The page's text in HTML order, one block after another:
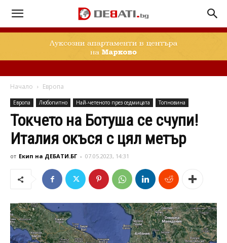
Начало Европа
Европа Любопитно Най-четеното през седмицата Топновина
Токчето на Ботуша се счупи!
Италия окъся с цял метър
от Екип на ДЕБАТИ.БГ - 07.05.2023, 14:31